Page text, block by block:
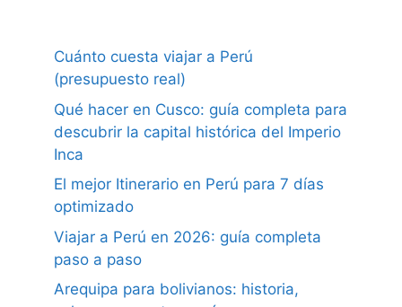
Cuánto cuesta viajar a Perú
(presupuesto real)
Qué hacer en Cusco: guía completa para
descubrir la capital histórica del Imperio
Inca
El mejor Itinerario en Perú para 7 días
optimizado
Viajar a Perú en 2026: guía completa
paso a paso
Arequipa para bolivianos: historia,